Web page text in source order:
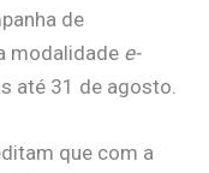
de
modalidade e-
até 31 de agosto.
que com a